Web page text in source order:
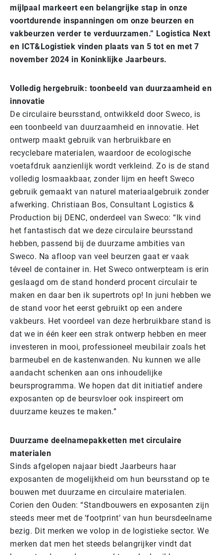
mijlpaal markeert een belangrijke stap in onze
voortdurende inspanningen om onze beurzen en
vakbeurzen verder te verduurzamen.” Logistica Next
en ICT&Logistiek vinden plaats van 5 tot en met 7
november 2024 in Koninklijke Jaarbeurs.
Volledig hergebruik: toonbeeld van duurzaamheid en
innovatie
De circulaire beursstand, ontwikkeld door Sweco, is
een toonbeeld van duurzaamheid en innovatie. Het
ontwerp maakt gebruik van herbruikbare en
recyclebare materialen, waardoor de ecologische
voetafdruk aanzienlijk wordt verkleind. Zo is de stand
volledig losmaakbaar, zonder lijm en heeft Sweco
gebruik gemaakt van naturel materiaalgebruik zonder
afwerking. Christiaan Bos, Consultant Logistics &
Production bij DENC, onderdeel van Sweco: “Ik vind
het fantastisch dat we deze circulaire beursstand
hebben, passend bij de duurzame ambities van
Sweco. Na afloop van veel beurzen gaat er vaak
téveel de container in. Het Sweco ontwerpteam is erin
geslaagd om de stand honderd procent circulair te
maken en daar ben ik supertrots op! In juni hebben we
de stand voor het eerst gebruikt op een andere
vakbeurs. Het voordeel van deze herbruikbare stand is
dat we in één keer een strak ontwerp hebben en meer
investeren in mooi, professioneel meubilair zoals het
barmeubel en de kastenwanden. Nu kunnen we alle
aandacht schenken aan ons inhoudelijke
beursprogramma. We hopen dat dit initiatief andere
exposanten op de beursvloer ook inspireert om
duurzame keuzes te maken.”
Duurzame deelnamepakketten met circulaire
materialen
Sinds afgelopen najaar biedt Jaarbeurs haar
exposanten de mogelijkheid om hun beursstand op te
bouwen met duurzame en circulaire materialen.
Corien den Ouden: “Standbouwers en exposanten zijn
steeds meer met de ‘footprint’ van hun beursdeelname
bezig. Dit merken we volop in de logistieke sector. We
merken dat men het steeds belangrijker vindt dat